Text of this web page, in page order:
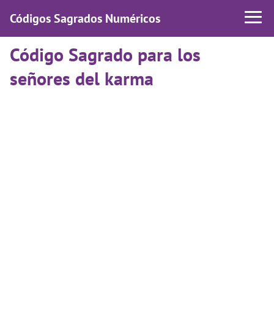
Códigos Sagrados Numéricos
Código Sagrado para los
señores del karma